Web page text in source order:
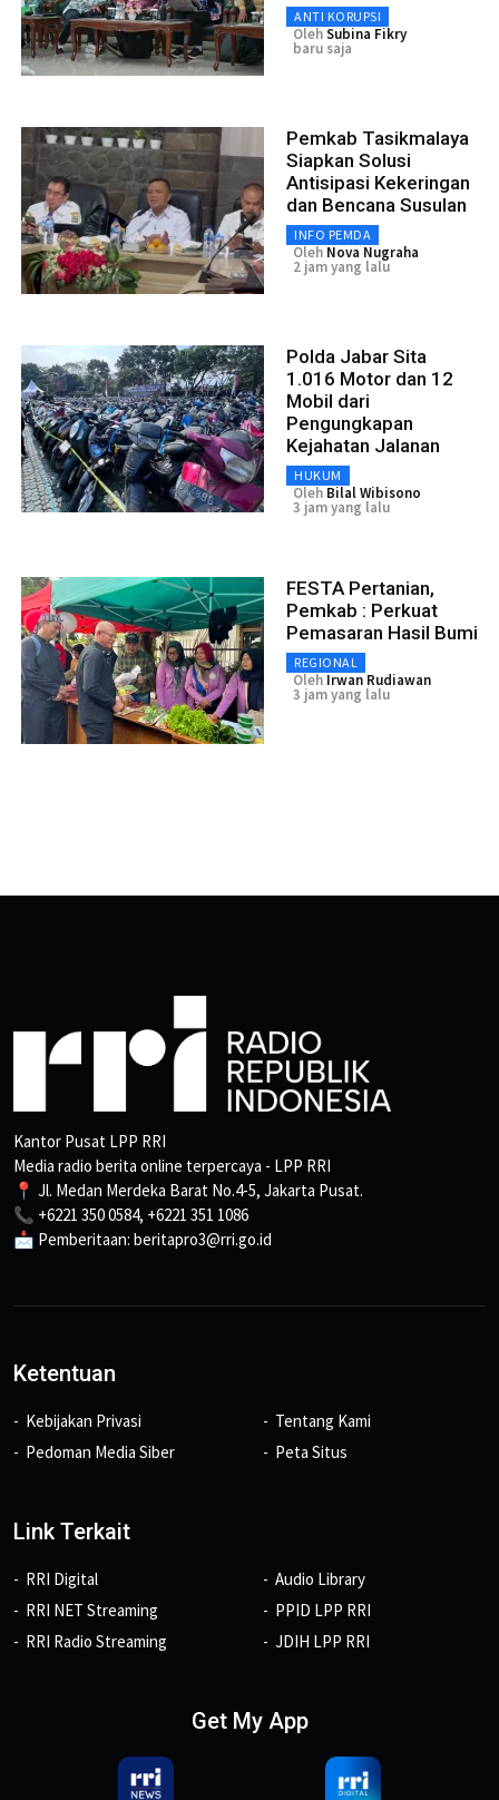
ANTI KORUPSI
OlehSubina Fikry
baru saja
Pemkab Tasikmalaya
Siapkan Solusi
Antisipasi Kekeringan
dan Bencana Susulan
INFO PEMDA
Oleh Nova Nugraha
2 jam yang lalu
Polda Jabar Sita
1.016 Motor dan 12
Mobil dari
Pengungkapan
Kejahatan Jalanan
HUKUM
Oleh Bilal Wibisono
3 jam yang lalu
FESTA Pertanian,
Pemkab : Perkuat
Pemasaran Hasil Bumi
REGIONAL
Oleh Irwan Rudiawan
3 jam yang lalu
Kantor Pusat LPP RRI
Media radio berita online terpercaya - LPP RRI
📍 Jl. Medan Merdeka Barat No.4-5, Jakarta Pusat.
📞 +6221 350 0584, +6221 351 1086
📩 Pemberitaan: beritapro3@rri.go.id
Ketentuan
Kebijakan Privasi
Pedoman Media Siber
Tentang Kami
Peta Situs
Link Terkait
RRI Digital
RRI NET Streaming
RRI Radio Streaming
Audio Library
PPID LPP RRI
JDIH LPP RRI
Get My App